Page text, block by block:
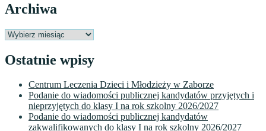
Archiwa
Archiwa
Ostatnie wpisy
Centrum Leczenia Dzieci i Młodzieży w Zaborze
Podanie do wiadomości publicznej kandydatów przyjętych i
nieprzyjętych do klasy I na rok szkolny 2026/2027
Podanie do wiadomości publicznej kandydatów
zakwalifikowanych do klasy I na rok szkolny 2026/2027